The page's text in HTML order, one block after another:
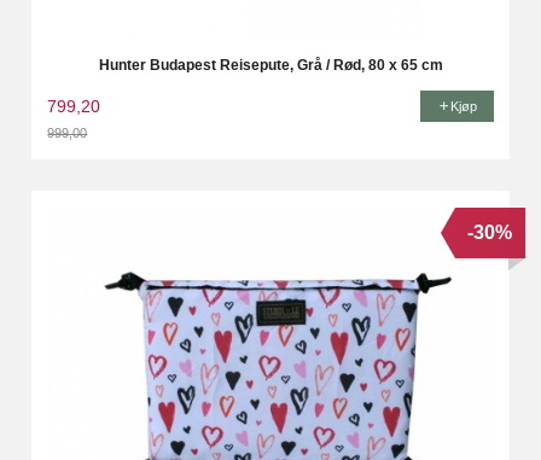
Hunter Budapest Reisepute, Grå / Rød, 80 x 65 cm
799,20
999,00
Kjøp
-30%